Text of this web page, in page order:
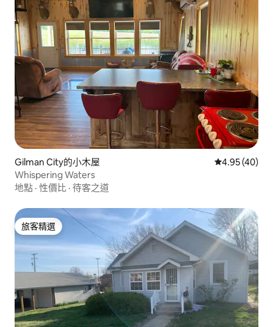
Gilman City的小木屋 從 40 則評價
4.95 (40)
Whispering Waters
地點 · 性價比 · 待客之道
旅客精選
旅客精選